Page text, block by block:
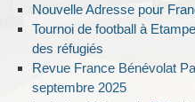
Nouvelle Adresse pour
Tournoi de football à
des réfugiés
Revue France Bénévolat
septembre 2025